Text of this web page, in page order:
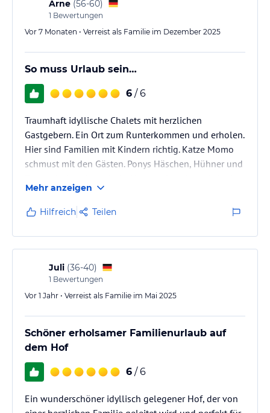
Arne (56-60)
1 Bewertungen
Vor 7 Monaten • Verreist als Familie im Dezember 2025
So muss Urlaub sein…
6 / 6
Traumhaft idyllische Chalets mit herzlichen
Gastgebern. Ein Ort zum Runterkommen und erholen.
Hier sind Familien mit Kindern richtig. Katze Momo
schmust mit den Gästen. Ponys Häschen, Hühner und
auf dem Bauernhof. So soll Urlaub sein…
Mehr anzeigen
Hilfreich Teilen
Juli (36-40)
1 Bewertungen
Vor 1 Jahr • Verreist als Familie im Mai 2025
Schöner erholsamer Familienurlaub auf
dem Hof
6 / 6
Ein wunderschöner idyllisch gelegener Hof, der von